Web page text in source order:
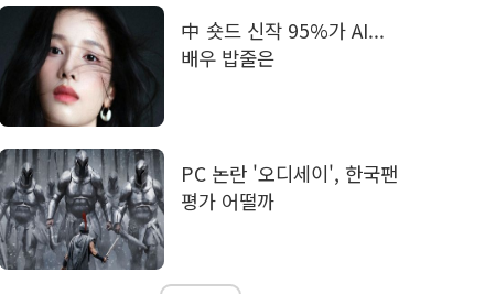
中 숏드 신작 95%가 AI...
배우 밥줄은
PC 논란 '오디세이', 한국팬
평가 어떨까